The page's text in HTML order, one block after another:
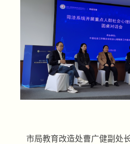
市局教育改造处曹广健副处